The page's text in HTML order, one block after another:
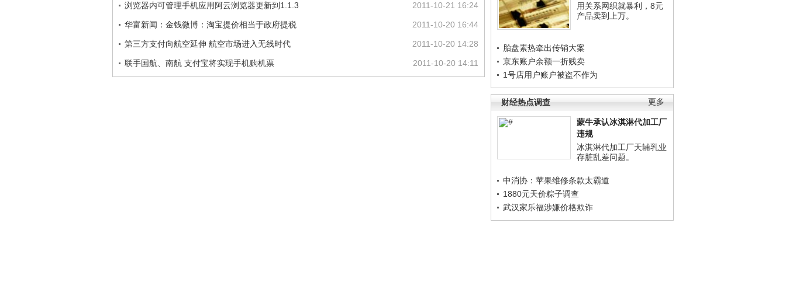
用关系网织就暴利，8元
产品卖到上万。
胎盘素热牵出传销大案
京东账户余额一折贱卖
1号店用户账户被盗不作为
更多
财经热点调查
蒙牛承认冰淇淋代加工厂
违规
冰淇淋代加工厂天辅乳业
存脏乱差问题。
中消协：苹果维修条款太霸道
1880元天价粽子调查
武汉家乐福涉嫌价格欺诈
2011-10-21 16:24
浏览器内可管理手机应用阿云浏览器更新到1.1.3
2011-10-20 16:44
华富新闻：金钱微博：淘宝提价相当于政府提税
2011-10-20 14:28
第三方支付向航空延伸 航空市场进入无线时代
2011-10-20 14:11
联手国航、南航 支付宝将实现手机购机票